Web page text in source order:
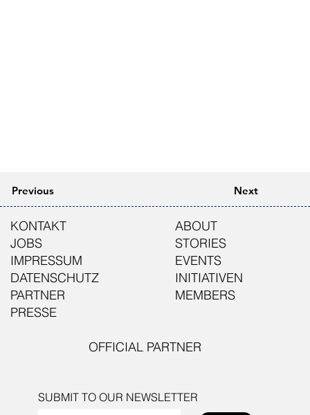
Previous Next
SUBMIT TO OUR NEWSLETTER
KONTAKT
JOBS
IMPRESSUM
DATENSCHUTZ
PARTNER
PRESSE
ABOUT
STORIES
EVENTS
INITIATIVEN
MEMBERS
OFFICIAL PARTNER